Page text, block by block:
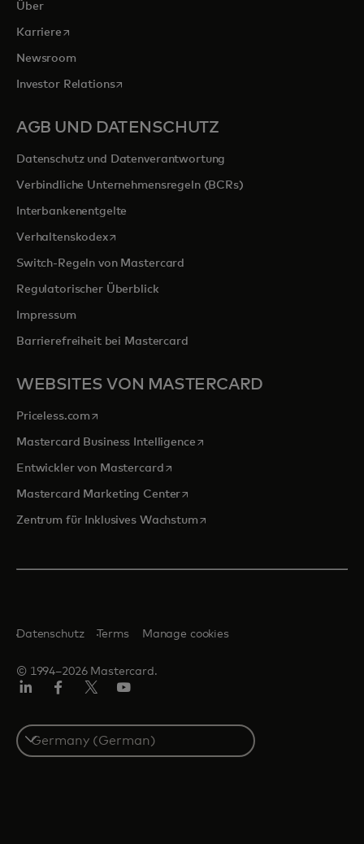
Über
Karrierewird in einer neuen Registerkarte geöffnet
Newsroom
Investor Relationswird in einer neuen Registerkarte geöffnet
AGB UND DATENSCHUTZ
Datenschutz und Datenverantwortung
Verbindliche Unternehmensregeln (BCRs)
Interbankenentgelte
Verhaltenskodexwird in einer neuen Registerkarte geöffnet
Switch-Regeln von Mastercard
Regulatorischer Überblick
Impressum
Barrierefreiheit bei Mastercard
WEBSITES VON MASTERCARD
Priceless.com wird in einer neuen Registerkarte geöffnet
Mastercard Business Intelligencewird in einer neuen
Entwickler von Mastercardwird in einer neuen Registerkarte
Mastercard Marketing Centerwird in einer neuen
Zentrum für Inklusives Wachstumwird in einer neuen
© 1994–2026 Mastercard.
Datenschutz Terms Manage cookies
Select
a
country